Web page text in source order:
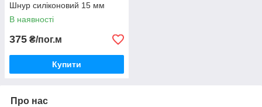
Шнур силіконовий 15 мм
В наявності
375 ₴/пог.м
Купити
Про нас